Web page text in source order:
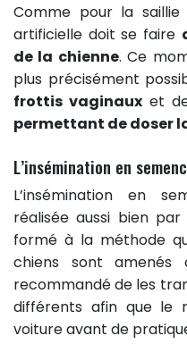
Comme pour la saillie
artificielle doit se faire
de la chienne. Ce
plus précisément
frottis vaginaux et
permettant de doser
L’insémination en
L’insémination en
réalisée aussi bien
formé à la méthode
chiens sont
recommandé de les
différents afin que le
voiture avant de